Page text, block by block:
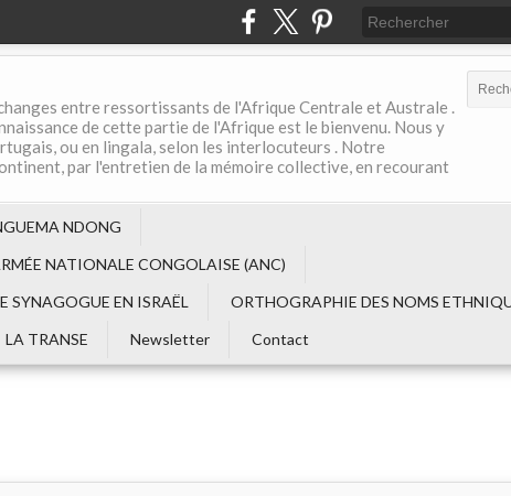
entre ressortissants de l'Afrique Centrale et Australe .
de cette partie de l'Afrique est le bienvenu. Nous y
ou en lingala, selon les interlocuteurs . Notre
par l'entretien de la mémoire collective, en recourant
NDONG
NATIONALE CONGOLAISE (ANC)
SYNAGOGUE EN ISRAËL
ORTHOGRAPHIE DES NOMS
LA TRANSE Newsletter Contact